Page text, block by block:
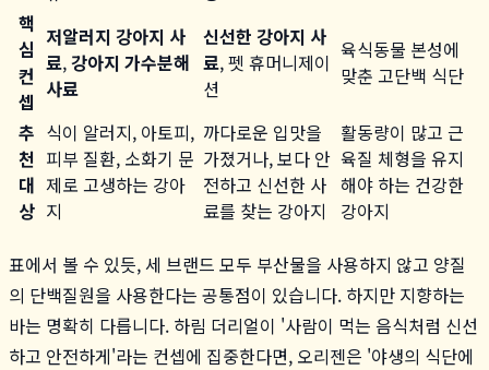
핵
심
컨
셉
저알러지 강아지 사
료,강아지 가수분해
사료
신선한 강아지 사
료, 펫 휴머니제이
션
육식동물 본성에
맞춘 고단백 식단
추
천
대
상
식이 알러지, 아토피,
피부 질환, 소화기 문
제로 고생하는 강아
지
까다로운 입맛을
가졌거나, 보다 안
전하고 신선한 사
료를 찾는 강아지
활동량이 많고 근
육질 체형을 유지
해야 하는 건강한
강아지
표에서 볼 수 있듯, 세 브랜드 모두 부산물을 사용하지 않고 양질
의 단백질원을 사용한다는 공통점이 있습니다. 하지만 지향하는
바는 명확히 다릅니다. 하림 더리얼이 '사람이 먹는 음식처럼 신선
하고 안전하게'라는 컨셉에 집중한다면, 오리젠은 '야생의 식단에